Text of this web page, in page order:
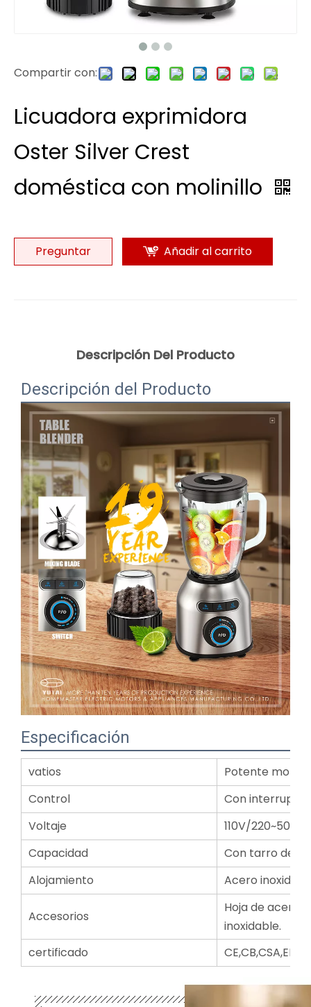
Compartir con:
Licuadora exprimidora
Oster Silver Crest
doméstica con molinillo
Preguntar Añadir al carrito
Descripción Del Producto
Descripción del Producto
Especificación
vatios
Potente motor
Control
Con
Voltaje
110V/220~50/
Capacidad
Con tarro de
Alojamiento
Acero
Accesorios
Hoja de acero
inoxidable.
certificado